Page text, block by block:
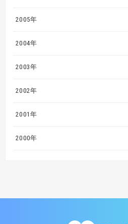
2005年
2004年
2003年
2002年
2001年
2000年